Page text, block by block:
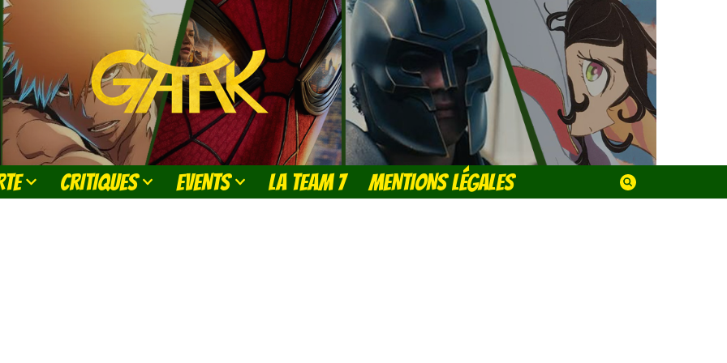
CRITIQUES EVENTS LA TEAM 7 MENTIONS LÉGALES